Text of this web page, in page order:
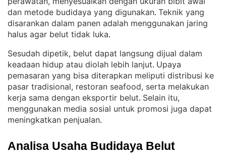
dan metode budidaya yang digunakan. Teknik yang
disarankan dalam panen adalah menggunakan jaring
halus agar belut tidak luka.
Sesudah dipetik, belut dapat langsung dijual dalam
keadaan hidup atau diolah lebih lanjut. Upaya
pemasaran yang bisa diterapkan meliputi distribusi ke
pasar tradisional, restoran seafood, serta melakukan
kerja sama dengan eksportir belut. Selain itu,
menggunakan media sosial untuk promosi juga dapat
meningkatkan penjualan.
Analisa Usaha Budidaya Belut